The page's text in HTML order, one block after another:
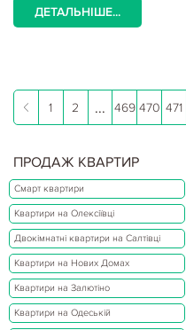
ДЕТАЛЬНІШЕ...
1 2 ... 469 470 471
ПРОДАЖ КВАРТИР
Смарт квартири
Квартири на Олексіївці
Двокімнатні квартири на Салтівці
Квартири на Нових Домах
Квартири на Залютіно
Квартири на Одеській